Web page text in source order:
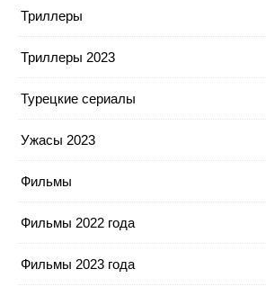
Триллеры
Триллеры 2023
Турецкие сериалы
Ужасы 2023
Фильмы
Фильмы 2022 года
Фильмы 2023 года